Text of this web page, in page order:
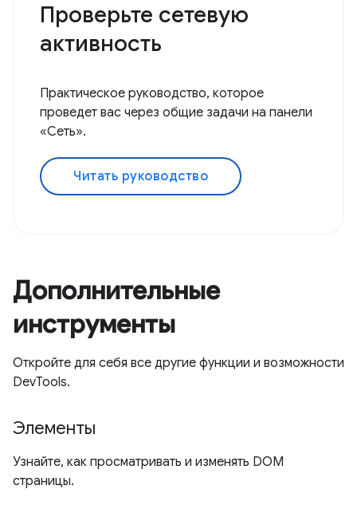
Проверьте сетевую
активность
Практическое руководство, которое
проведет вас через общие задачи на панели
«Сеть».
Читать руководство
Дополнительные
инструменты
Откройте для себя все другие функции и возможности
DevTools.
Элементы
Узнайте, как просматривать и изменять DOM
страницы.